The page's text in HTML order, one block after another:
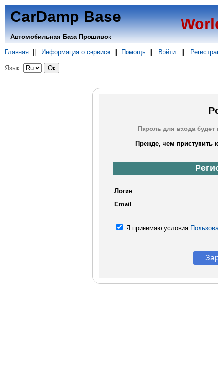
CarDamp Base
Автомобильная База Прошивок
Главная|| Информация о сервисе|| Помощь|| Войти||
Язык:
Пароль для входа
Прежде, чем приступить
Логин
Email
Я принимаю условия